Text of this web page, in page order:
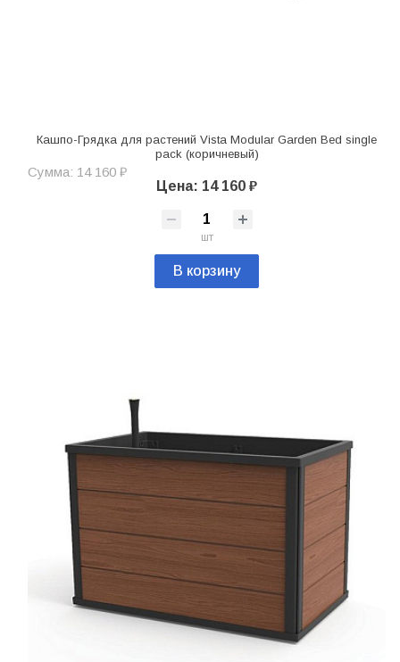
Кашпо-Грядка для растений Vista Modular Garden Bed single
pack (коричневый)
Сумма: 14 160 ₽
Цена: 14 160 ₽
шт
В корзину